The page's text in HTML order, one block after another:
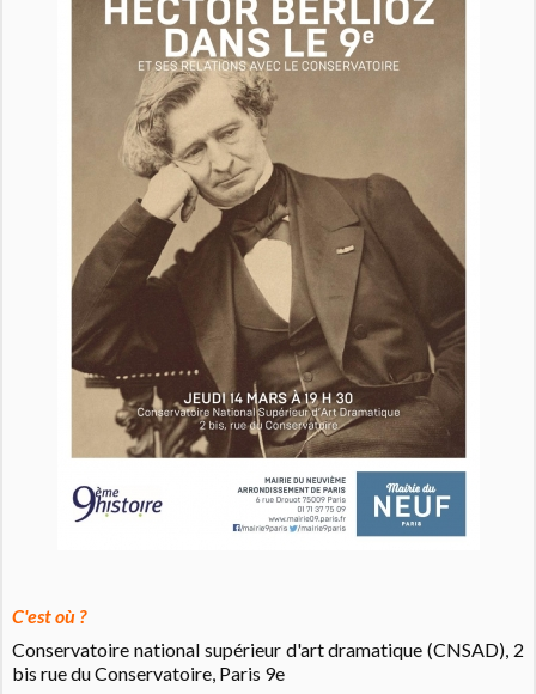
C'est où ?
Conservatoire national supérieur d'art dramatique (CNSAD), 2
bis rue du Conservatoire, Paris 9e